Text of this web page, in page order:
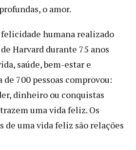
o amor.
humana realizado
Harvard durante 75 anos
saúde, bem-estar e
700 pessoas comprovou:
dinheiro ou conquistas
uma vida feliz. Os
de uma vida feliz são relações